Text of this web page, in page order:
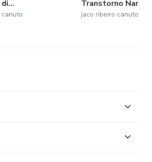
Transtorno Narcisi...
jaco ribeiro canuto